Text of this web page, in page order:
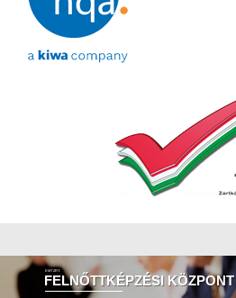
EMT ZRT.
FELNŐTTKÉPZÉSI KÖZPONT